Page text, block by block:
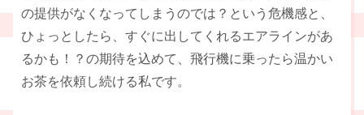
の提供がなくなってしまうのでは？という危機感と、
ひょっとしたら、すぐに出してくれるエアラインがあ
るかも！？の期待を込めて、飛行機に乗ったら温かい
お茶を依頼し続ける私です。